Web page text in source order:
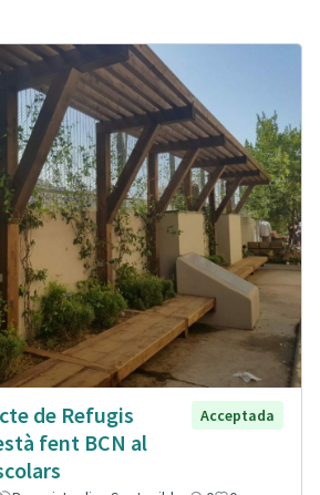
de Refugis
fent BCN al
Acceptada